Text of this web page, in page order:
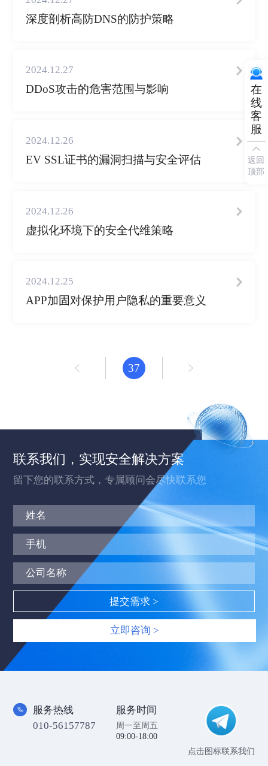
深度剖析高防DNS的防护策略
2024.12.27
DDoS攻击的危害范围与影响
2024.12.26
EV SSL证书的漏洞扫描与安全评估
2024.12.26
虚拟化环境下的安全代维策略
2024.12.25
APP加固对保护用户隐私的重要意义
37
联系我们，实现安全解决方案
留下您的联系方式，专属顾问会尽快联系您
立即咨询 >
服务热线
010-56157787
服务时间
周一至周五
09:00-18:00
点击图标联系我们
在
线
客
服
返回
顶部